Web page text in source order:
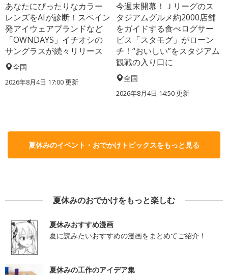
あなたにぴったりなカラー
レンズをAIが診断！スペイン
発アイウェアブランドなど
「OWNDAYS」イチオシの
サングラスが続々リリース
全国
2026年8月4日 17:00更新
今週末開幕！Ｊリーグのス
タジアムグルメ約2000店舗
をガイドする食べログサー
ビス「スタモグ」がローン
チ！“おいしい”をスタジアム
観戦の入り口に
全国
2026年8月4日 14:50更新
夏休みのイベント・おでかけトピックスをもっと見る
夏休みのおでかけをもっと楽しむ
夏休みおすすめ漫画
夏に読みたいおすすめの漫画をまとめてご紹介！
夏休みの工作のアイデア集